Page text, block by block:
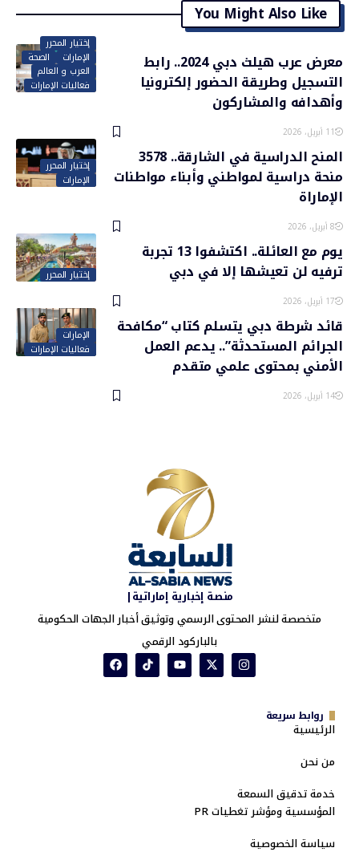
You Might Also Like
إختيار المحرر
الإمارات
الصحة
العرب و العالم
فعاليات الإمارات
معرض عرب هيلث دبي 2024.. رابط
التسجيل وطريقة الحضور إلكترونيا
وأهدافه والمشاركون
11 أبريل، 2026
إختيار المحرر
الإمارات
المنح الدراسية في الشارقة.. 3578
منحة دراسية لمواطني وأبناء مواطنات
الإماراة
8 أبريل، 2026
إختيار المحرر
يوم مع العائلة.. اكتشفوا 13 تجربة
ترفيه لن تعيشها إلا في دبي
17 أبريل، 2026
الإمارات
فعاليات الإمارات
قائد شرطة دبي يتسلم كتاب “مكافحة
الجرائم المستحدثة”.. يدعم العمل
الأمني بمحتوى علمي متقدم
14 أبريل، 2026
منصة إخبارية إماراتية|
متخصصة لنشر المحتوى الرسمي وتوثيق أخبار الجهات الحكومية
بالباركود الرقمي
روابط سريعة
الرئيسية
من نحن
خدمة تدقيق السمعة
المؤسسية ومؤشر تغطيات PR
سياسة الخصوصية